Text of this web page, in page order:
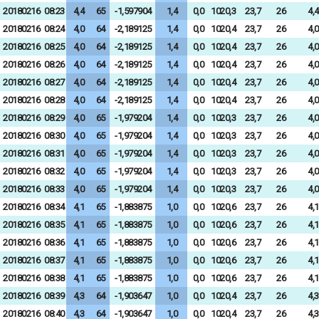
20180216 08:23 4,4 65 -1,597904 1,4 0,0 1020,3 23,7 26
4,4
20180216 08:24 4,0 64 -2,189125 1,4 0,0 1020,4 23,7 26
4,0
20180216 08:25 4,0 64 -2,189125 1,4 0,0 1020,4 23,7 26
4,0
20180216 08:26 4,0 64 -2,189125 1,4 0,0 1020,4 23,7 26
4,0
20180216 08:27 4,0 64 -2,189125 1,4 0,0 1020,4 23,7 26
4,0
20180216 08:28 4,0 64 -2,189125 1,4 0,0 1020,4 23,7 26
4,0
20180216 08:29 4,0 65 -1,979204 1,4 0,0 1020,3 23,7 26
4,0
20180216 08:30 4,0 65 -1,979204 1,4 0,0 1020,3 23,7 26
4,0
20180216 08:31 4,0 65 -1,979204 1,4 0,0 1020,3 23,7 26
4,0
20180216 08:32 4,0 65 -1,979204 1,4 0,0 1020,3 23,7 26
4,0
20180216 08:33 4,0 65 -1,979204 1,4 0,0 1020,3 23,7 26
4,0
20180216 08:34 4,1 65 -1,883875 1,0 0,0 1020,6 23,7 26
4,1
20180216 08:35 4,1 65 -1,883875 1,0 0,0 1020,6 23,7 26
4,1
20180216 08:36 4,1 65 -1,883875 1,0 0,0 1020,6 23,7 26
4,1
20180216 08:37 4,1 65 -1,883875 1,0 0,0 1020,6 23,7 26
4,1
20180216 08:38 4,1 65 -1,883875 1,0 0,0 1020,6 23,7 26
4,1
20180216 08:39 4,3 64 -1,903647 1,0 0,0 1020,4 23,7 26
4,3
20180216 08:40 4,3 64 -1,903647 1,0 0,0 1020,4 23,7 26
4,3